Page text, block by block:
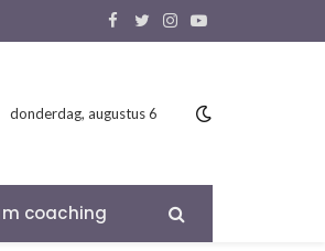
Facebook
TwitterInstagram
YouTube
donderdag, augustus 6
coaching